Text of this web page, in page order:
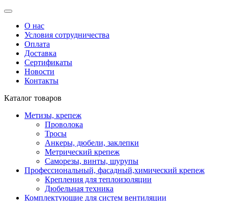
О нас
Условия сотрудничества
Оплата
Доставка
Сертификаты
Новости
Контакты
Каталог товаров
Метизы, крепеж
Проволока
Тросы
Анкеры, дюбели, заклепки
Метрический крепеж
Саморезы, винты, шурупы
Профессиональный, фасадный,химический крепеж
Крепления для теплоизоляции
Дюбельная техника
Комплектующие для систем вентиляции